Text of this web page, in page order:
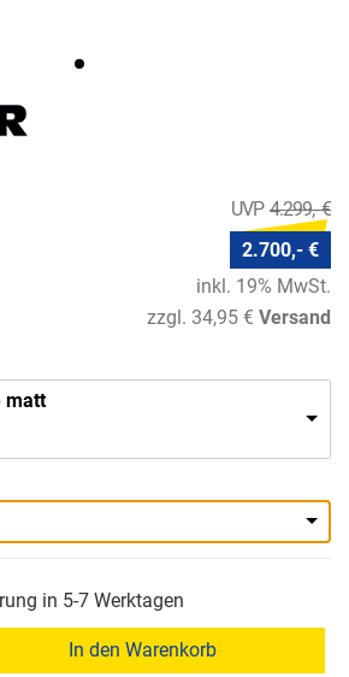
4.299,- €
2.700,- €
inkl. 19% MwSt.
zzgl. 34,95 € Versand
matt
in 5-7 Werktagen
In den Warenkorb